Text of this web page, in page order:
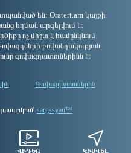
ՎԻԴԵՈ ԿԻՍՎԵԼ
են: Oratert.am կայքի
հղման արգելվում է:
ոչ միշտ է համընկնում
բովանդակության
գովազդատուներինն է:
Գովազդատուներին
sargssyan™